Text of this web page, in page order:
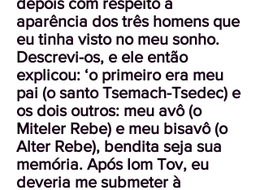
aparência dos três homens que
eu tinha visto no meu sonho.
Descrevi-os, e ele então
explicou: ‘o primeiro era meu
pai (o santo Tsemach-Tsedec) e
os dois outros: meu avô (o
Miteler Rebe) e meu bisavô (o
Alter Rebe), bendita seja sua
memória. Após Iom Tov, eu
deveria me submeter à